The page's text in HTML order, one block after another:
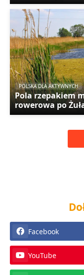
POLSKA DLA AKTYWNYCH
Pola rzepakiem
rowerowa po
Facebook
YouTube